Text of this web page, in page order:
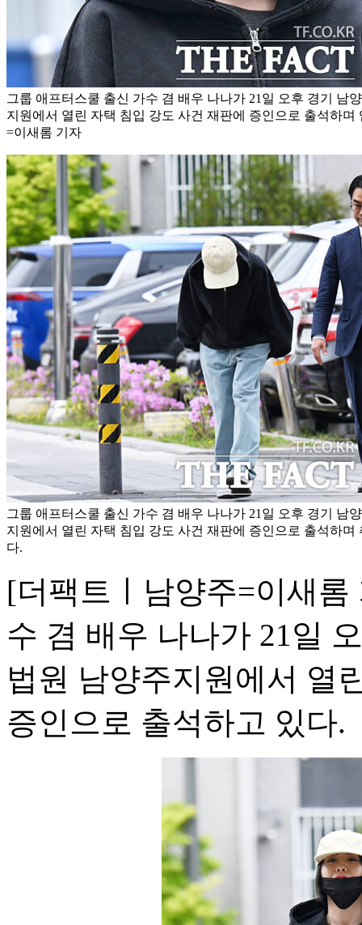
그룹 애프터스쿨 출신 가수 겸 배우 나나가 21일 오후 경기 남
지원에서 열린 자택 침입 강도 사건 재판에 증인으로 출석하며
=이새롬 기자
그룹 애프터스쿨 출신 가수 겸 배우 나나가 21일 오후 경기 남
지원에서 열린 자택 침입 강도 사건 재판에 증인으로 출석하며
다.
[더팩트ㅣ남양주=이새
수 겸 배우 나나가 21일
법원 남양주지원에서 열
증인으로 출석하고 있다.